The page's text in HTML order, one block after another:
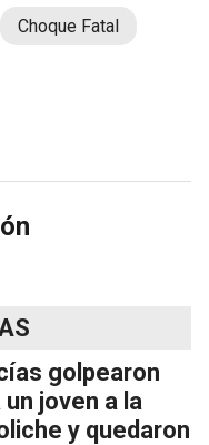
Choque Fatal
golpearon
joven a la
y quedaron